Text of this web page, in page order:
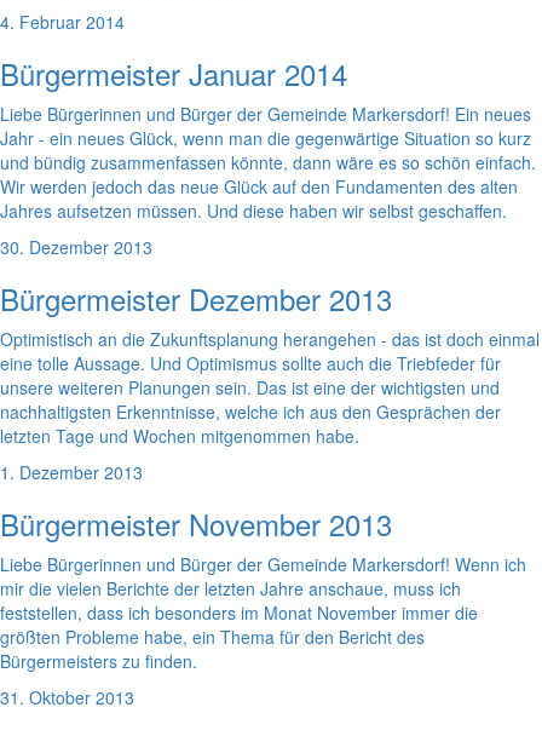
4. Februar 2014
Bürgermeister Januar 2014
Liebe Bürgerinnen und Bürger der Gemeinde Markersdorf! Ein neues
Jahr - ein neues Glück, wenn man die gegenwärtige Situation so kurz
und bündig zusammenfassen könnte, dann wäre es so schön einfach.
Wir werden jedoch das neue Glück auf den Fundamenten des alten
Jahres aufsetzen müssen. Und diese haben wir selbst geschaffen.
30. Dezember 2013
Bürgermeister Dezember 2013
Optimistisch an die Zukunftsplanung herangehen - das ist doch einmal
eine tolle Aussage. Und Optimismus sollte auch die Triebfeder für
unsere weiteren Planungen sein. Das ist eine der wichtigsten und
nachhaltigsten Erkenntnisse, welche ich aus den Gesprächen der
letzten Tage und Wochen mitgenommen habe.
1. Dezember 2013
Bürgermeister November 2013
Liebe Bürgerinnen und Bürger der Gemeinde Markersdorf! Wenn ich
mir die vielen Berichte der letzten Jahre anschaue, muss ich
feststellen, dass ich besonders im Monat November immer die
größten Probleme habe, ein Thema für den Bericht des
Bürgermeisters zu finden.
31. Oktober 2013